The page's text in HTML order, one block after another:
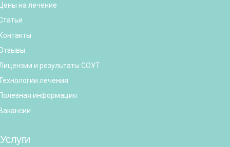
на лечение
и результаты СОУТ
лечения
информация
Услуги